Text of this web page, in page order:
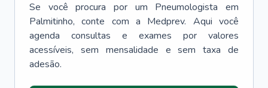
Se você procura por um Pneumologista
em
Palmitinho, conte com a Medprev. Aqui você
agenda consultas e exames por valores
acessíveis, sem mensalidade e sem taxa de
adesão.